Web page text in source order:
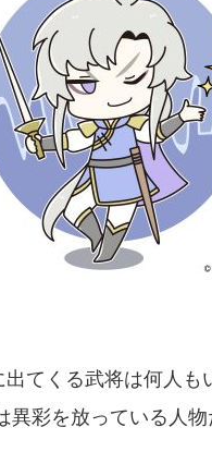
出てくる武将は何人も
異彩を放っている人物